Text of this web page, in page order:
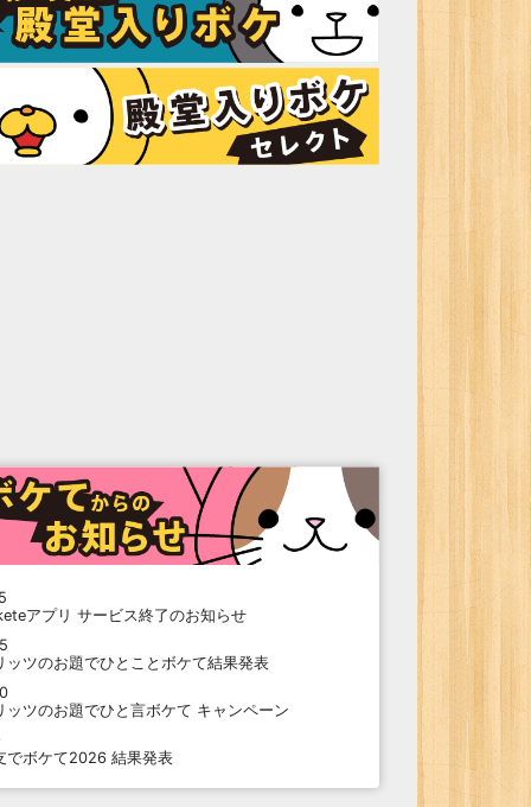
アプリ サービス終了のお知らせ
ッツのお題でひとことボケて結果発表
ッツのお題でひと言ボケて キャンペーン
でボケて2026 結果発表